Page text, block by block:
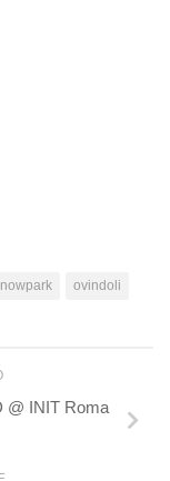
ovindoli
@ INIT Roma